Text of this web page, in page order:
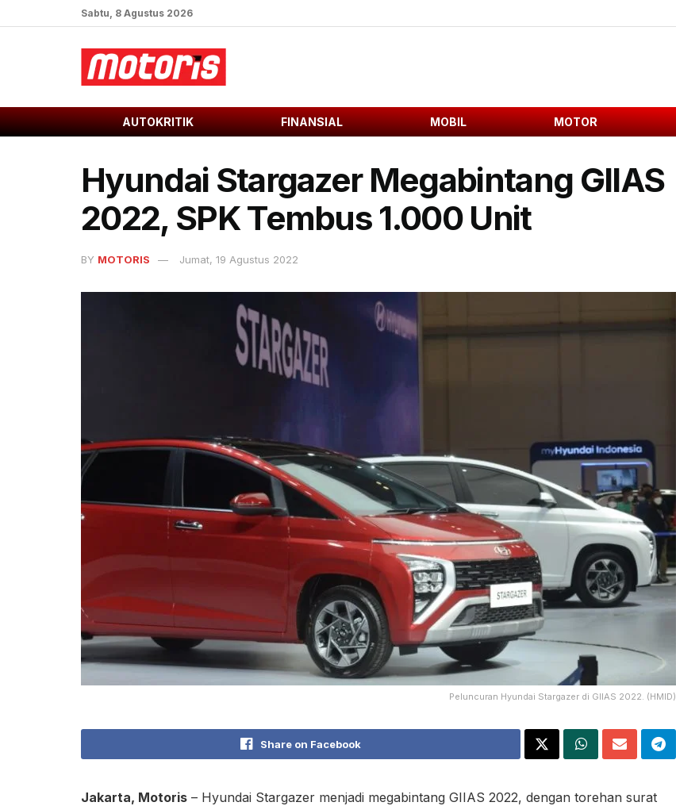
Sabtu, 8 Agustus 2026
AUTOKRITIK FINANSIAL MOBIL MOTOR
Hyundai Stargazer Megabintang GIIAS
2022, SPK Tembus 1.000 Unit
BY MOTORIS Jumat, 19 Agustus 2022
Peluncuran Hyundai Stargazer di GIIAS 2022. (HMID)
Share on Facebook
Jakarta, Motoris – Hyundai Stargazer menjadi megabintang GIIAS 2022, dengan torehan surat